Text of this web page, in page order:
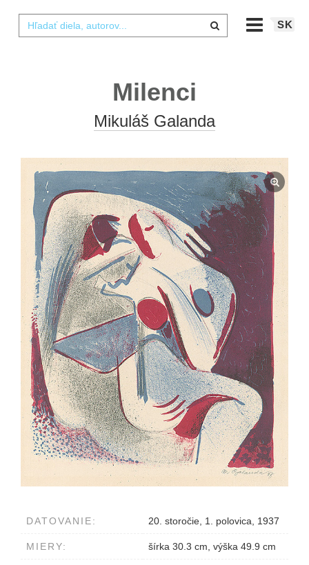
SK
Milenci
Mikuláš Galanda
DATOVANIE: 20. storočie, 1. polovica, 1937
MIERY: šírka 30.3 cm, výška 49.9 cm